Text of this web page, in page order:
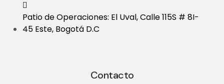
Patio de Operaciones: El Uval, Calle 115S # 8I-
45 Este, Bogotá D.C
Contacto